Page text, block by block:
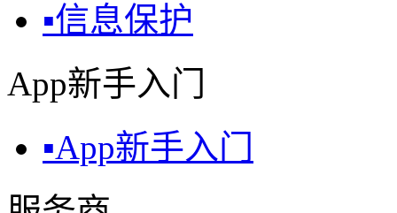
▪信息保护
App新手入门
▪App新手入门